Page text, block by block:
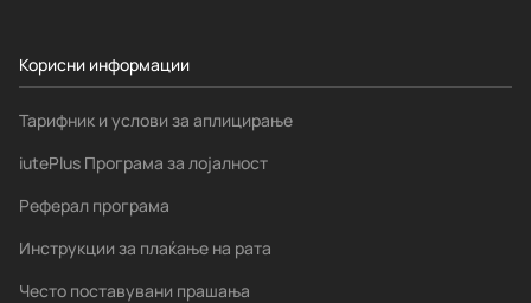
Корисни информации
Тарифник и услови за аплицирање
iutePlus Програма за лојалност
Реферал програма
Инструкции за плаќање на рата
Често поставувани прашања